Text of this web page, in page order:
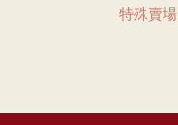
特殊賣場